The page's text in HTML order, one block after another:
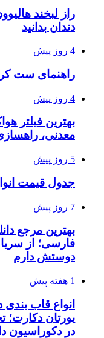
راز لبخند
دندان بدانید
4 روز پیش
راهنمای ست
4 روز پیش
بهترین فیلتر
معدنی،
5 روز پیش
جدول قیمت
7 روز پیش
بهترین مرجع
فارسی؛ از
دوستش دارم
1 هفته پیش
انواع قاب
یورتان
در دکوراسیون